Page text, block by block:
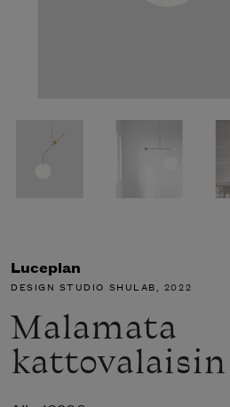
Luceplan
DESIGN STUDIO SHULAB, 2022
Malamata
kattovalaisin